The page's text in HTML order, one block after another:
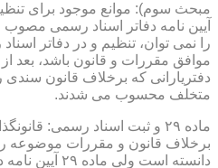
را نمی توان، تنظیم و در دفاتر
موافق مقررات و قانون باشد، بعد
دفتریارانی که برخلاف قانون
متخلف محسوب می شدند.
ماده ۲۹ و ثبت اسناد رسمی:
برخلاف قانون و مقررات موضوعه
دانسته است